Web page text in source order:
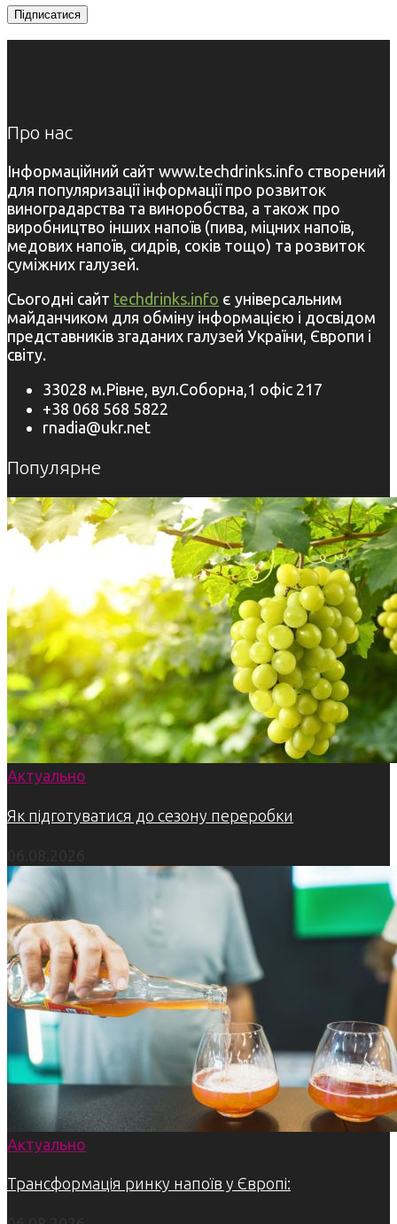
Про нас
Інформаційний сайт www.techdrinks.info створений
для популяризації інформації про розвиток
виноградарства та виноробства, а також про
виробництво інших напоїв (пива, міцних напоїв,
медових напоїв, сидрів, соків тощо) та розвиток
суміжних галузей.
Сьогодні сайт techdrinks.info є універсальним
майданчиком для обміну інформацією і досвідом
представників згаданих галузей України, Європи і
світу.
33028 м.Рівне, вул.Соборна,1 офіс 217
+38 068 568 5822
rnadia@ukr.net
Популярне
Актуально
Як підготуватися до сезону переробки
Актуально
Трансформація ринку напоїв у Європі: